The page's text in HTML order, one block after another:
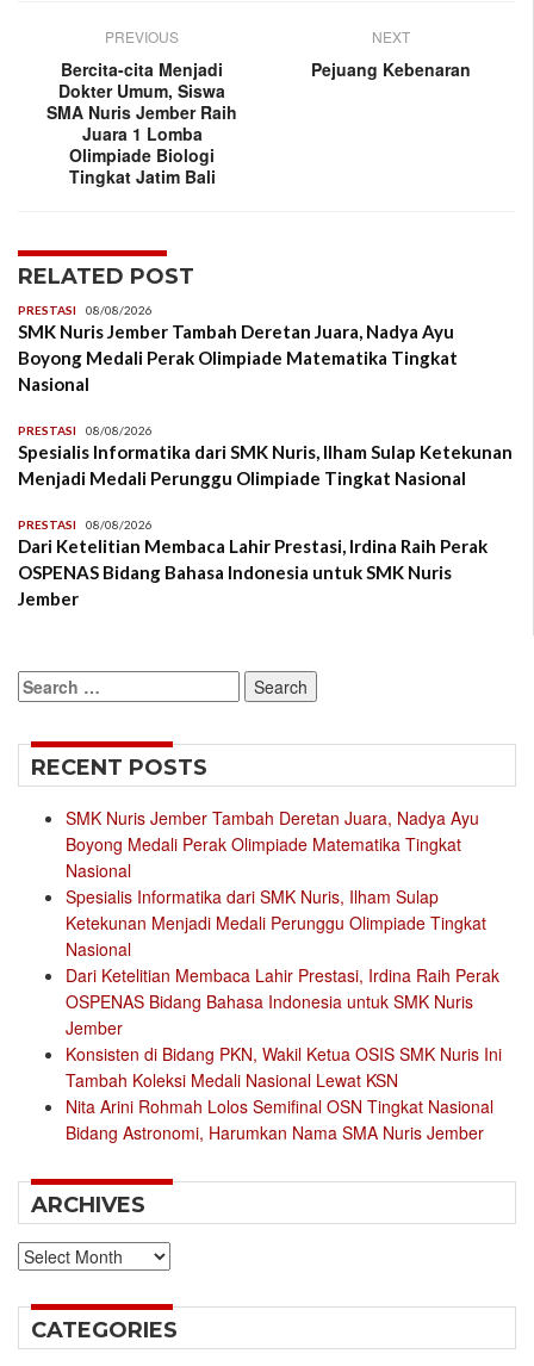
PREVIOUS
Bercita-cita Menjadi
Dokter Umum, Siswa
SMA Nuris Jember Raih
Juara 1 Lomba
Olimpiade Biologi
Tingkat Jatim Bali
NEXT
Pejuang Kebenaran
RELATED POST
PRESTASI 08/08/2026
SMK Nuris Jember Tambah Deretan Juara, Nadya Ayu
Boyong Medali Perak Olimpiade Matematika Tingkat
Nasional
PRESTASI 08/08/2026
Spesialis Informatika dari SMK Nuris, Ilham Sulap Ketekunan
Menjadi Medali Perunggu Olimpiade Tingkat Nasional
PRESTASI 08/08/2026
Dari Ketelitian Membaca Lahir Prestasi, Irdina Raih Perak
OSPENAS Bidang Bahasa Indonesia untuk SMK Nuris
Jember
Search
for:
RECENT POSTS
SMK Nuris Jember Tambah Deretan Juara, Nadya Ayu
Boyong Medali Perak Olimpiade Matematika Tingkat
Nasional
Spesialis Informatika dari SMK Nuris, Ilham Sulap
Ketekunan Menjadi Medali Perunggu Olimpiade Tingkat
Nasional
Dari Ketelitian Membaca Lahir Prestasi, Irdina Raih Perak
OSPENAS Bidang Bahasa Indonesia untuk SMK Nuris
Jember
Konsisten di Bidang PKN, Wakil Ketua OSIS SMK Nuris Ini
Tambah Koleksi Medali Nasional Lewat KSN
Nita Arini Rohmah Lolos Semifinal OSN Tingkat Nasional
Bidang Astronomi, Harumkan Nama SMA Nuris Jember
ARCHIVES
Archives
CATEGORIES